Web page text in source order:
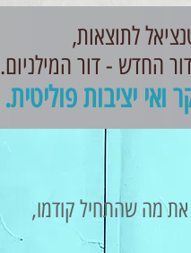
לתוצאות,
החדש - דור המילניום.
יציבות פוליטית.
את מה שהתחיל קודמו,